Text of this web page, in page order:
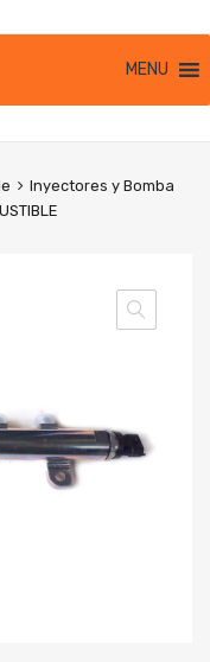
MENU
Inyectores y Bomba